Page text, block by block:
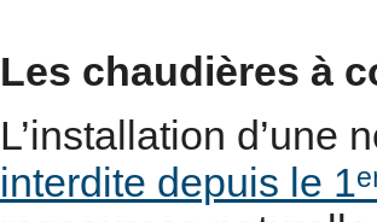
Les chaudières à
L’installation d’une
interdite depuis le